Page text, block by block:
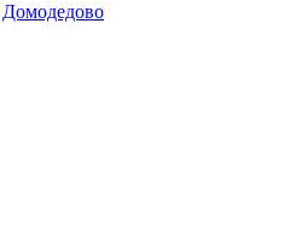
Домодедово